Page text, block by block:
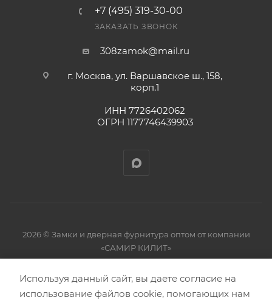
Используя данный сайт, вы даете согласие на
использование файлов cookie, помогающих нам
+7 (495) 319-30-00
ЗАКАЗАТЬ ЗВОНОК
308zamok@mail.ru
г. Москва, ул. Варшавское ш., 158,
корп.1
ИНН 7726402062
ОГРН 1177746439903
2026 © Замки и дверная фурнитура оптом от компании
«САМИР КИЛИТ»